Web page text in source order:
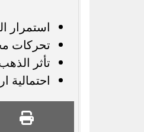
استمرار
تحركات
تأثر